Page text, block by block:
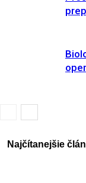
Najčítanejšie